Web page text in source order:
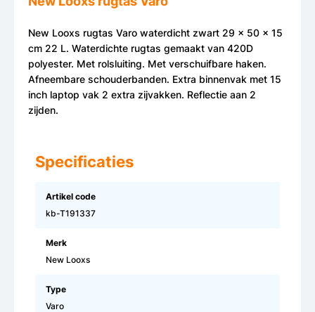
New Looxs rugtas Varo waterdicht zwart 29 x 50 x 15
cm 22 L. Waterdichte rugtas gemaakt van 420D
polyester. Met rolsluiting. Met verschuifbare haken.
Afneembare schouderbanden. Extra binnenvak met 15
inch laptop vak 2 extra zijvakken. Reflectie aan 2
zijden.
Specificaties
Artikel code
kb-T191337
Merk
New Looxs
Type
Varo